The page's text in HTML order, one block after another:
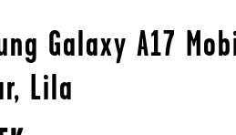
Galaxy A17
Lila